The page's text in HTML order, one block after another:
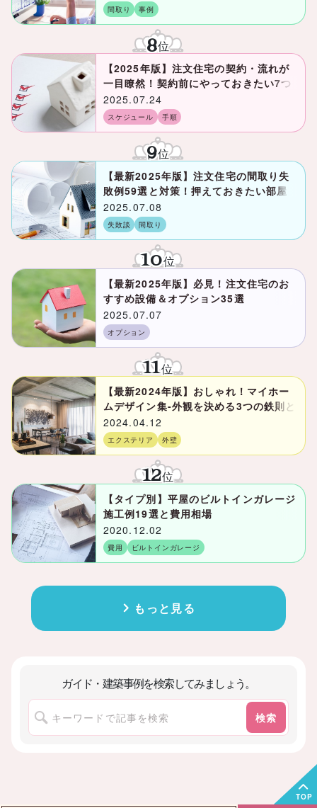
間取り 事例
8位
【2025年版】注文住宅の契約・流れが
一目瞭然！契約前にやっておきたい7つ
のこと
2025.07.24
スケジュール 手順
9位
【最新2025年版】注文住宅の間取り失
敗例59選と対策！押えておきたい部屋
は3つ
2025.07.08
失敗談 間取り
10位
【最新2025年版】必見！注文住宅のお
すすめ設備＆オプション35選
2025.07.07
オプション
11位
【最新2024年版】おしゃれ！マイホー
ムデザイン集-外観を決める3つの鉄則と
は？
2024.04.12
エクステリア 外壁
12位
【タイプ別】平屋のビルトインガレージ
施工例19選と費用相場
2020.12.02
費用 ビルトインガレージ
もっと見る
ガイド・建築事例を検索してみましょう。
検索
TOP